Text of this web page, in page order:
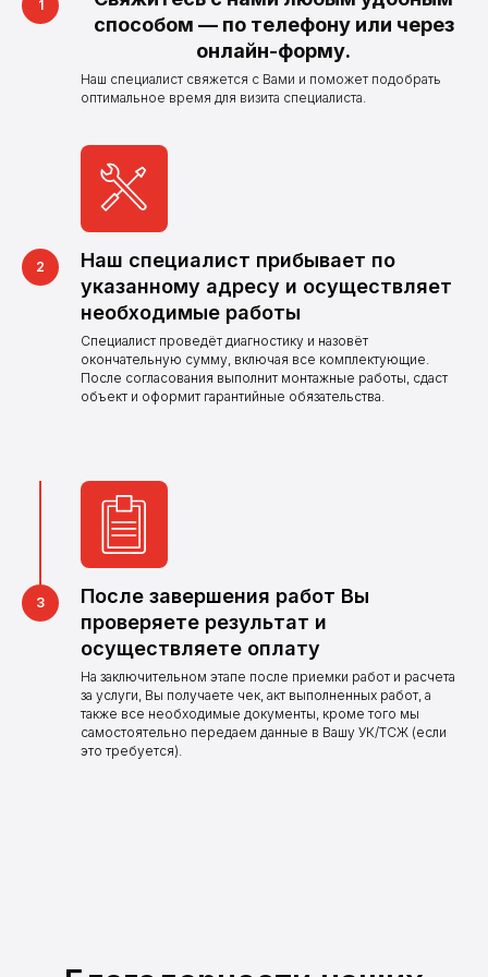
способом — по телефону или через
онлайн-форму.
Наш специалист свяжется с Вами и поможет подобрать
оптимальное время для визита специалиста.
Наш специалист прибывает по
указанному адресу и осуществляет
необходимые работы
Специалист проведёт диагностику и назовёт
окончательную сумму, включая все комплектующие.
После согласования выполнит монтажные работы, сдаст
объект и оформит гарантийные обязательства.
После завершения работ Вы
проверяете результат и
осуществляете оплату
На заключительном этапе после приемки работ и расчета
за услуги, Вы получаете чек, акт выполненных работ, а
также все необходимые документы, кроме того мы
самостоятельно передаем данные в Вашу УК/ТСЖ (если
это требуется).
Оставить заявку
Оставьте заявку и наш
оператор свяжется
с Вами в ближайшее
время
Нужна поверка,
установка